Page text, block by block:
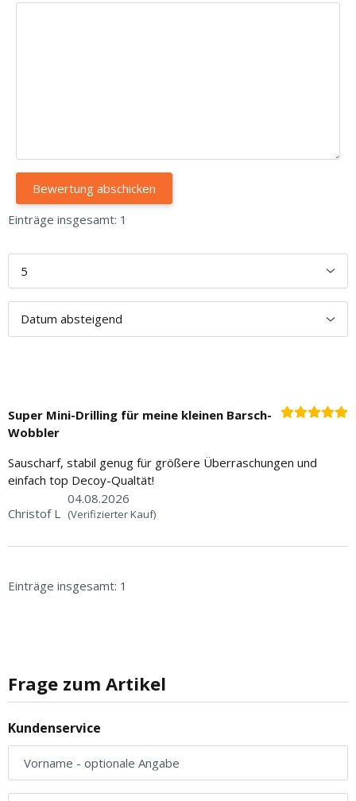
Einträge insgesamt: 1
Super Mini-Drilling für meine kleinen Barsch-
Wobbler
Sauscharf, stabil genug für größere Überraschungen und
einfach top Decoy-Qualtät!
Christof L
04.08.2026
(Verifizierter Kauf)
Einträge insgesamt: 1
Frage zum Artikel
Kundenservice
Vorname - optionale Angabe